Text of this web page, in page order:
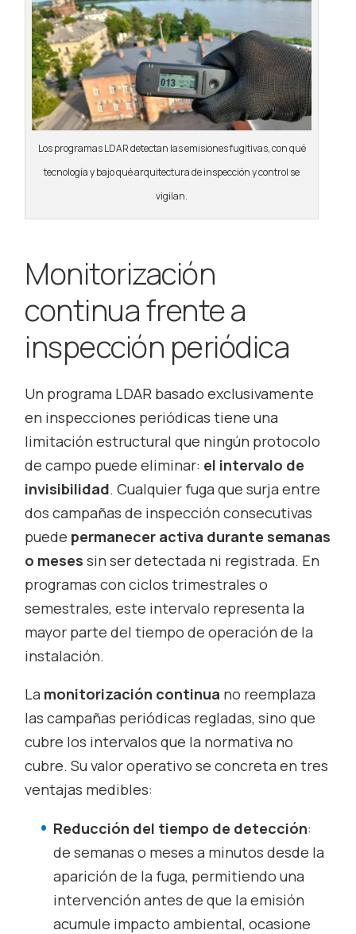
Los programas LDAR detectan las emisiones fugitivas, con qué
tecnología y bajo qué arquitectura de inspección y control se
vigilan.
Monitorización
continua frente a
inspección periódica
Un programa LDAR basado exclusivamente
en inspecciones periódicas tiene una
limitación estructural que ningún protocolo
de campo puede eliminar: el intervalo de
invisibilidad. Cualquier fuga que surja entre
dos campañas de inspección consecutivas
puede permanecer activa durante semanas
o mesessin ser detectada ni registrada. En
programas con ciclos trimestrales o
semestrales, este intervalo representa la
mayor parte del tiempo de operación de la
instalación.
La monitorización continua no reemplaza
las campañas periódicas regladas, sino que
cubre los intervalos que la normativa no
cubre. Su valor operativo se concreta en tres
ventajas medibles:
Reducción del tiempo de detección:
de semanas o meses a minutos desde la
aparición de la fuga, permitiendo una
intervención antes de que la emisión
acumule impacto ambiental, ocasione